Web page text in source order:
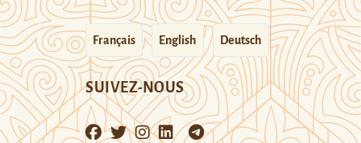
Français English Deutsch
SUIVEZ-NOUS